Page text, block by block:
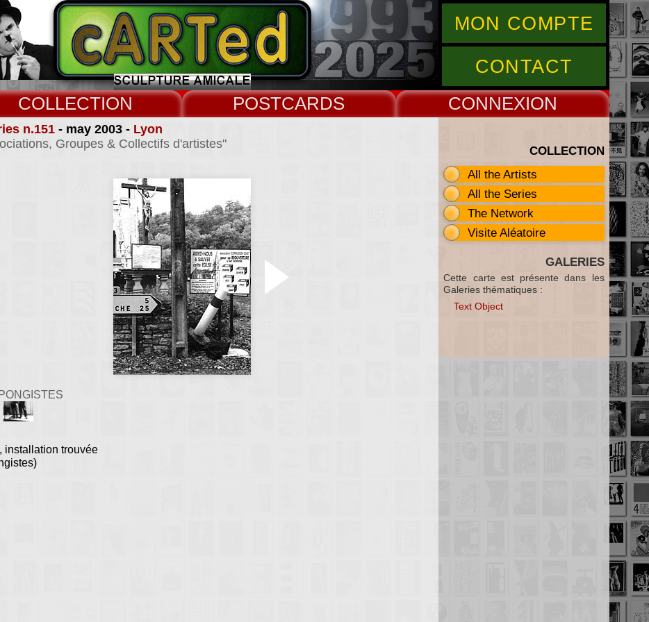
MON COMPTE
CONTACT
COLLECT CARDS CONNEX
n.151- may 2003 - Lyon
Groupes & Collectifs d'artistes"
installation trouvée
COLLECTION
All the Artists
All the Series
The Network
Visite Aléatoire
GALERIES
Cette carte est présente dans les
Galeries thématiques :
Text Object